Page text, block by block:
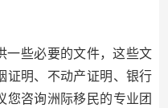
一些必要的文件，这些文
证明、不动产证明、银行
您咨询洲际移民的专业团